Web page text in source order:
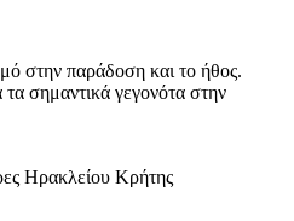
στην παράδοση και το ήθος.
σημαντικά γεγονότα στην
Ηρακλείου Κρήτης